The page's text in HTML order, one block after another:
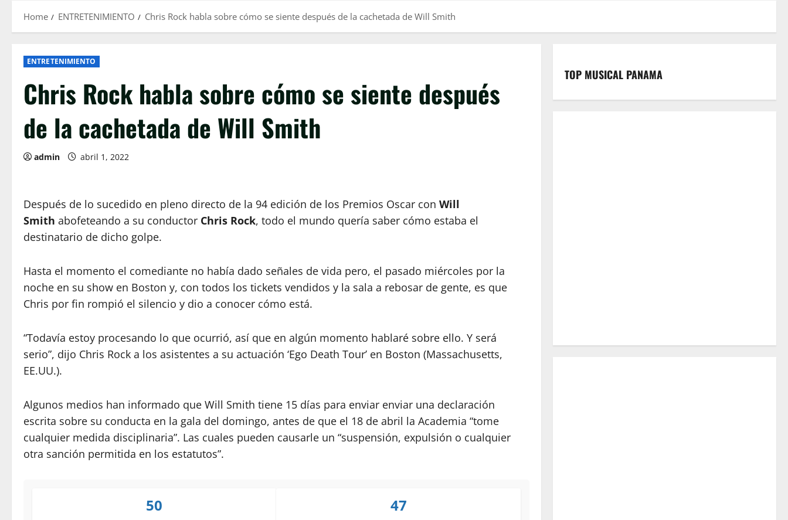
Home ENTRETENIMIENTO Chris Rock habla sobre cómo se siente después de la cachetada de Will Smith
ENTRETENIMIENTO
Chris Rock habla sobre cómo se siente después
de la cachetada de Will Smith
admin abril 1, 2022
Después de lo sucedido en pleno directo de la 94 edición de los Premios Oscar con Will
Smith abofeteando a su conductor Chris Rock, todo el mundo quería saber cómo estaba el
destinatario de dicho golpe.
Hasta el momento el comediante no había dado señales de vida pero, el pasado miércoles por la
noche en su show en Boston y, con todos los tickets vendidos y la sala a rebosar de gente, es que
Chris por fin rompió el silencio y dio a conocer cómo está.
“Todavía estoy procesando lo que ocurrió, así que en algún momento hablaré sobre ello. Y será
serio”, dijo Chris Rock a los asistentes a su actuación ‘Ego Death Tour’ en Boston (Massachusetts,
EE.UU.).
Algunos medios han informado que Will Smith tiene 15 días para enviar enviar una declaración
escrita sobre su conducta en la gala del domingo, antes de que el 18 de abril la Academia “tome
cualquier medida disciplinaria”. Las cuales pueden causarle un “suspensión, expulsión o cualquier
otra sanción permitida en los estatutos”.
50 47
TOP MUSICAL PANAMA